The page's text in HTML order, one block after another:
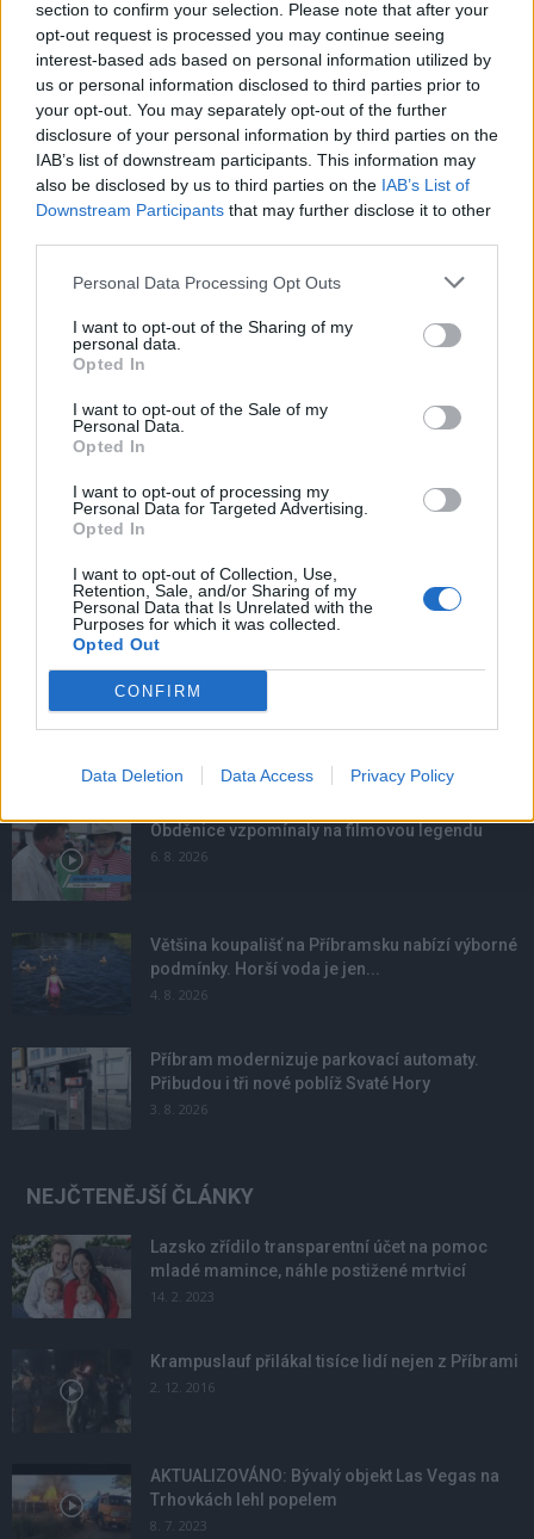
section to confirm your selection. Please note that after your
opt-out request is processed you may continue seeing
interest-based ads based on personal information utilized by
us or personal information disclosed to third parties prior to
your opt-out. You may separately opt-out of the further
disclosure of your personal information by third parties on the
IAB’s list of downstream participants. This information may
also be disclosed by us to third parties on the IAB’s List of
Downstream Participants that may further disclose it to other
Personal Data Processing Opt Outs
I want to opt-out of the Sharing of my
personal data.
Opted In
I want to opt-out of the Sale of my
Personal Data.
Opted In
I want to opt-out of processing my
Personal Data for Targeted Advertising.
Opted In
I want to opt-out of Collection, Use,
Retention, Sale, and/or Sharing of my
Personal Data that Is Unrelated with the
Purposes for which it was collected.
Opted Out
CONFIRM
Data Deletion Data Access Privacy Policy
Krimi
Policie připomíná: Auto není trezor
Krimi
Každý sedmý řidič měl problém. Policie
při víkendové akci na Příbramsku odhalila
30 přestupků
Čtvrtina řidičů při kontrole na Příbramsku
neobstála. Policie o prázdninách zpřísní
NOVINKY
Obděnice vzpomínaly na filmovou legendu
6. 8. 2026
Většina koupališť na Příbramsku nabízí výborné
podmínky. Horší voda je jen...
4. 8. 2026
Příbram modernizuje parkovací automaty.
Přibudou i tři nové poblíž Svaté Hory
3. 8. 2026
NEJČTENĚJŠÍ ČLÁNKY
Lazsko zřídilo transparentní účet na pomoc
mladé mamince, náhle postižené mrtvicí
14. 2. 2023
Krampuslauf přilákal tisíce lidí nejen z Příbrami
2. 12. 2016
AKTUALIZOVÁNO: Bývalý objekt Las Vegas na
Trhovkách lehl popelem
8. 7. 2023